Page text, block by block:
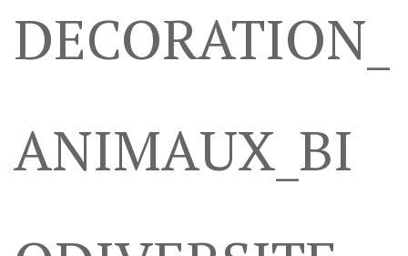
DECORATION_
ANIMAUX_BI